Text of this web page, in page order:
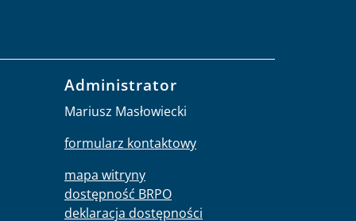
Administrator
Mariusz Masłowiecki
formularz kontaktowy
mapa witryny
dostępność BRPO
deklaracja dostępności